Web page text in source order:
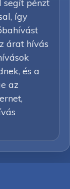
segít pénzt
így
árat hívás
és a
az